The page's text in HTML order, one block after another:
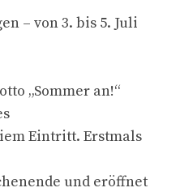
– von 3. bis 5. Juli
„Sommer an!“
Eintritt. Erstmals
und eröffnet